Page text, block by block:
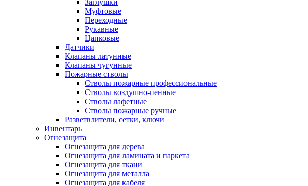
Заглушки
Муфтовые
Переходные
Рукавные
Цапковые
Датчики
Клапаны латунные
Клапаны чугунные
Пожарные стволы
Стволы пожарные профессиональные
Стволы воздушно-пенные
Стволы лафетные
Стволы пожарные ручные
Разветвлители, сетки, ключи
Инвентарь
Огнезащита
Огнезащита для дерева
Огнезащита для ламината и паркета
Огнезащита для ткани
Огнезащита для металла
Огнезащита для кабеля